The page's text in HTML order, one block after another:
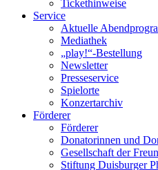
Ticket­hinweise
Service
Aktuelle
Mediathek
„play!“-Bestellung
Newsletter
Presseservice
Spielorte
Konzertarchiv
Förderer
Förderer
Donatorinnen und
Gesellschaft der
Stiftung Duisburger